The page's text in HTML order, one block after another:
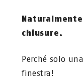
chiusure.
Perché solo
finestra!